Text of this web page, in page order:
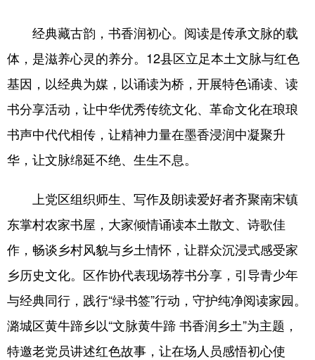
经典藏古韵，书香润初心。阅读是传承文脉的载
体，是滋养心灵的养分。12县区立足本土文脉与红色
基因，以经典为媒，以诵读为桥，开展特色诵读、读
书分享活动，让中华优秀传统文化、革命文化在琅琅
书声中代代相传，让精神力量在墨香浸润中凝聚升
华，让文脉绵延不绝、生生不息。
上党区组织师生、写作及朗读爱好者齐聚南宋镇
东掌村农家书屋，大家倾情诵读本土散文、诗歌佳
作，畅谈乡村风貌与乡土情怀，让群众沉浸式感受家
乡历史文化。区作协代表现场荐书分享，引导青少年
与经典同行，践行“绿书签”行动，守护纯净阅读家园。
潞城区黄牛蹄乡以“文脉黄牛蹄 书香润乡土”为主题，
特邀老党员讲述红色故事，让在场人员感悟初心使